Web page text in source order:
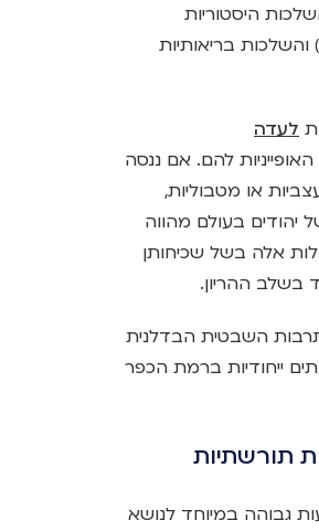
היסטוריות
והשלכות בריאותיות
לעדה
האופייניות להם. אם ננסה
או מטבוליות,
יהודים בעולם מהווה
אלה בשל שכיחותן
בשלב ההריון.
השבטית הבדלנית
ייחודיות ברמת הכפר
תורשתיות
גבוהה במיוחד לנושא